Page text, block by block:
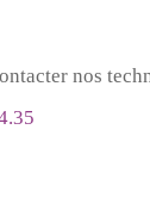
nos